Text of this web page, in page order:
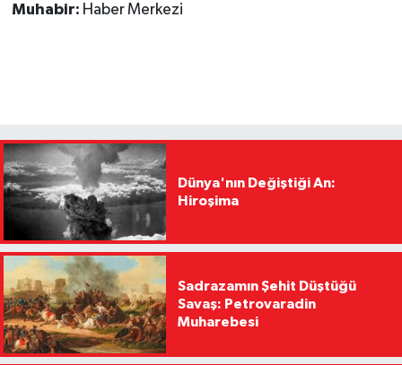
Muhabir: Haber Merkezi
Dünya'nın Değiştiği An:
Hiroşima
Sadrazamın Şehit Düştüğü
Savaş: Petrovaradin
Muharebesi